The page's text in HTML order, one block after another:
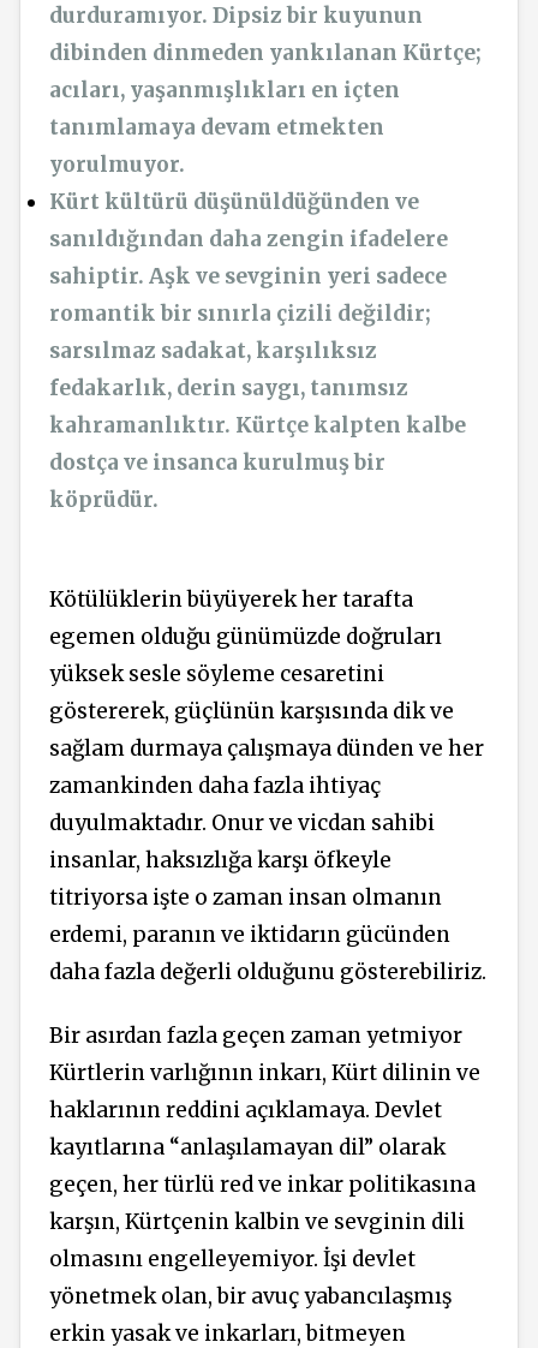
durduramıyor. Dipsiz bir kuyunun
dibinden dinmeden yankılanan Kürtçe;
acıları, yaşanmışlıkları en içten
tanımlamaya devam etmekten
yorulmuyor.
Kürt kültürü düşünüldüğünden ve
sanıldığından daha zengin ifadelere
sahiptir. Aşk ve sevginin yeri sadece
romantik bir sınırla çizili değildir;
sarsılmaz sadakat, karşılıksız
fedakarlık, derin saygı, tanımsız
kahramanlıktır. Kürtçe kalpten kalbe
dostça ve insanca kurulmuş bir
köprüdür.
Kötülüklerin büyüyerek her tarafta
egemen olduğu günümüzde doğruları
yüksek sesle söyleme cesaretini
göstererek, güçlünün karşısında dik ve
sağlam durmaya çalışmaya dünden ve her
zamankinden daha fazla ihtiyaç
duyulmaktadır. Onur ve vicdan sahibi
insanlar, haksızlığa karşı öfkeyle
titriyorsa işte o zaman insan olmanın
erdemi, paranın ve iktidarın gücünden
daha fazla değerli olduğunu gösterebiliriz.
Bir asırdan fazla geçen zaman yetmiyor
Kürtlerin varlığının inkarı, Kürt dilinin ve
haklarının reddini açıklamaya. Devlet
kayıtlarına “anlaşılamayan dil” olarak
geçen, her türlü red ve inkar politikasına
karşın, Kürtçenin kalbin ve sevginin dili
olmasını engelleyemiyor. İşi devlet
yönetmek olan, bir avuç yabancılaşmış
erkin yasak ve inkarları, bitmeyen